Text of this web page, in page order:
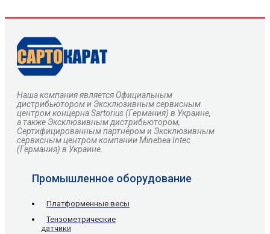
Наша компания является Официальным
дистрибьютором и Эксклюзивным сервисным
центромконцернаSartorius(Германия) в Украине,
а также Эксклюзивным дистрибьютором,
Сертифицированным партнёром и Эксклюзивным
сервисным центром компании Minebea Intec
(Германия) в Украине.
Промышленное оборудование
Платформенные весы
Тензометрические
датчики